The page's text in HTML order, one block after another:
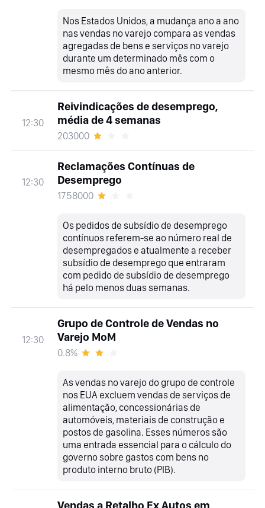
Nos Estados Unidos, a mudança ano a ano
nas vendas no varejo compara as vendas
agregadas de bens e serviços no varejo
durante um determinado mês com o
mesmo mês do ano anterior.
12:30
Reivindicações de desemprego,
média de 4 semanas
203000
12:30
Reclamações Contínuas de
Desemprego
1758000
Os pedidos de subsídio de desemprego
contínuos referem-se ao número real de
desempregados e atualmente a receber
subsídio de desemprego que entraram
com pedido de subsídio de desemprego
há pelo menos duas semanas.
12:30
Grupo de Controle de Vendas no
Varejo MoM
0.8%
As vendas no varejo do grupo de controle
nos EUA excluem vendas de serviços de
alimentação, concessionárias de
automóveis, materiais de construção e
postos de gasolina. Esses números são
uma entrada essencial para o cálculo do
governo sobre gastos com bens no
produto interno bruto (PIB).